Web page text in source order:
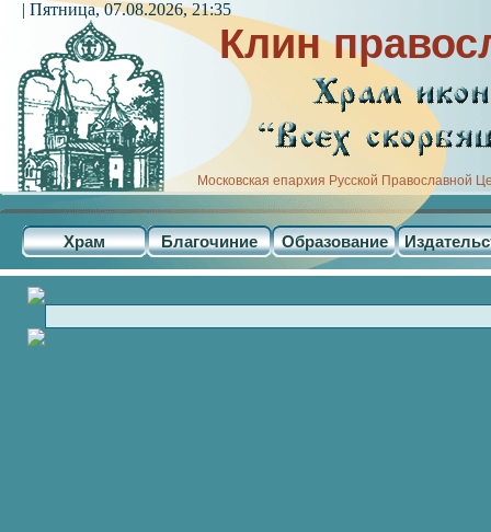
Клин
Московская епархия Русской Православной
Храм Благочиние Образование
| Пятница, 07.08.2026, 21:35